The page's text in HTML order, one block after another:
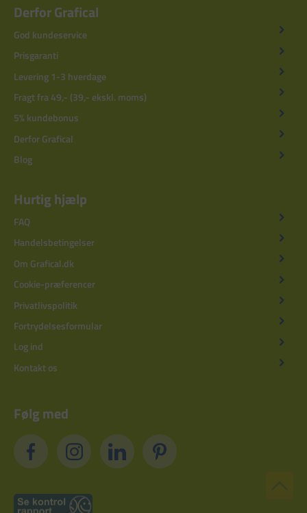
Derfor Grafical
God kundeservice
Prisgaranti
Levering 1-3 hverdage
Fragt fra 49,- (39,- ekskl. moms)
5% kundebonus
Derfor Grafical
Blog
Hurtig hjælp
FAQ
Handelsbetingelser
Om Grafical.dk
Cookie-præferencer
Privatlivspolitik
Fortrydelsesformular
Log ind
Kontakt os
Følg med